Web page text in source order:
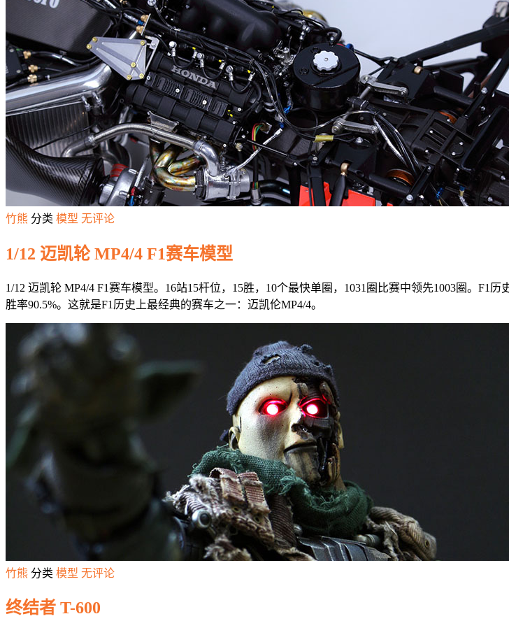
竹熊 分类 模型 无评论
1/12 迈凯轮 MP4/4 F1赛车模型
1/12 迈凯轮 MP4/4 F1赛车模型。16站15杆位，15胜，10个最快单圈，1031圈比赛中领先1003圈。F1
胜率90.5%。这就是F1历史上最经典的赛车之一：迈凯伦MP4/4。
竹熊 分类 模型 无评论
终结者 T-600